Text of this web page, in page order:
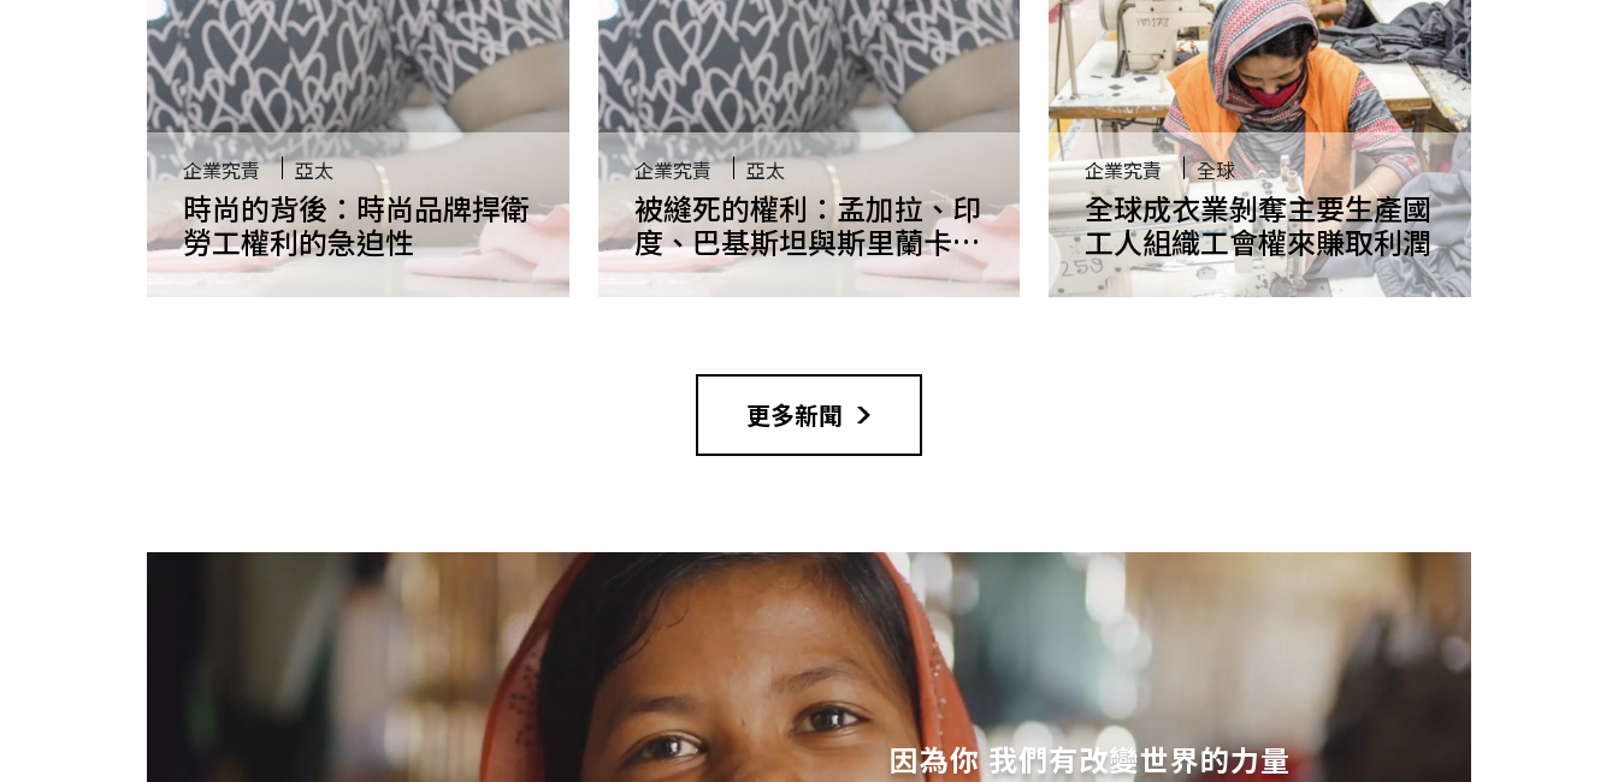
企業究責 亞太
時尚的背後：時尚品牌捍衛
勞工權利的急迫性
企業究責 亞太
被縫死的權利：孟加拉、印
度、巴基斯坦與斯里蘭卡成
衣業勞工遭剝奪的結社自由
企業究責 全球
全球成衣業剝奪主要生產國
工人組織工會權來賺取利潤
更多新聞
因為你 我們有改變世界的力量